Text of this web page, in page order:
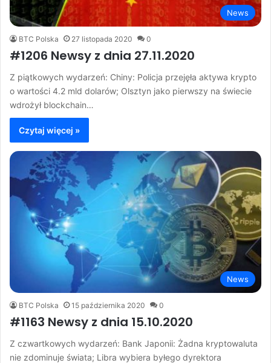
News
BTC Polska 27 listopada 2020 0
#1206 Newsy z dnia 27.11.2020
Z piątkowych wydarzeń: Chiny: Policja przejęła aktywa krypto
o wartości 4.2 mld dolarów; Olsztyn jako pierwszy na świecie
wdrożył blockchain…
Czytaj więcej »
News
BTC Polska 15 października 2020 0
#1163 Newsy z dnia 15.10.2020
Z czwartkowych wydarzeń: Bank Japonii: Żadna kryptowaluta
nie zdominuje świata; Libra wybiera byłego dyrektora